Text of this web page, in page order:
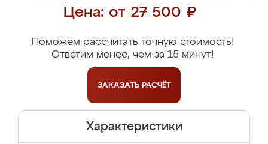
Цена: от 27 500 ₽
Поможем рассчитать точную стоимость!
Ответим менее, чем за 15 минут!
ЗАКАЗАТЬ РАСЧЁТ
Характеристики